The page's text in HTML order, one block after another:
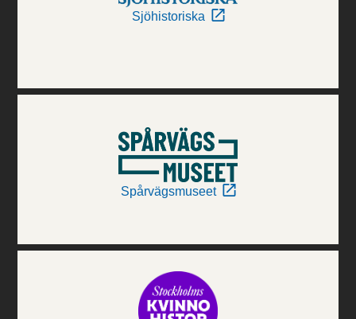
Sjöhistoriska
Spårvägsmuseet